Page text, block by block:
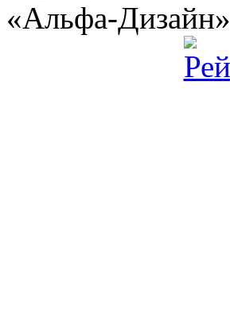
«Альфа-Дизайн»